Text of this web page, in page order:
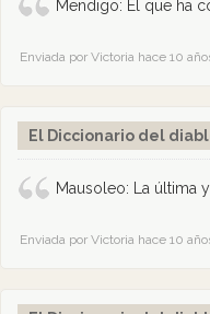
Mendigo: El que ha
Enviada por Victoria hace 10
El Diccionario del
Mausoleo: La última
Enviada por Victoria hace 10